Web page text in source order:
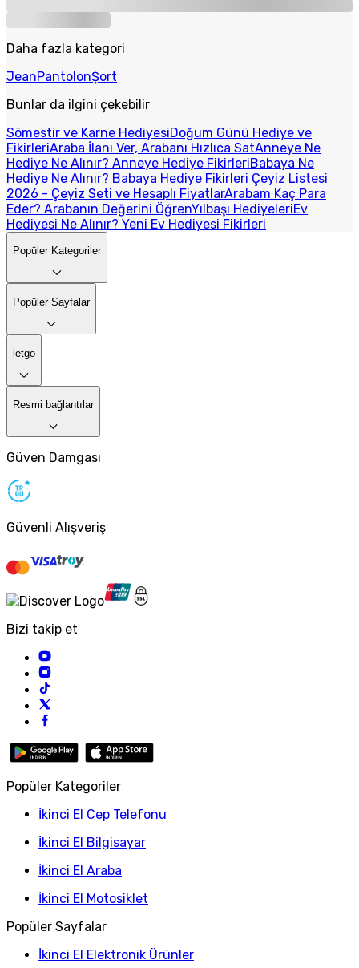
Daha fazla kategori
JeanPantolonŞort
Bunlar da ilgini çekebilir
Sömestir ve Karne HediyesiDoğum Günü Hediye ve
FikirleriAraba İlanı Ver, Arabanı Hızlıca SatAnneye Ne
Hediye Ne Alınır? Anneye Hediye FikirleriBabaya Ne
Hediye Ne Alınır? Babaya Hediye Fikirleri Çeyiz Listesi
2026 - Çeyiz Seti ve Hesaplı FiyatlarArabam Kaç Para
Eder? Arabanın Değerini ÖğrenYılbaşı HediyeleriEv
Hediyesi Ne Alınır? Yeni Ev Hediyesi Fikirleri
Popüler Kategoriler
Popüler Sayfalar
letgo
Resmi bağlantılar
Güven Damgası
Güvenli Alışveriş
Bizi takip et
Popüler Kategoriler
İkinci El Cep Telefonu
İkinci El Bilgisayar
İkinci El Araba
İkinci El Motosiklet
Popüler Sayfalar
İkinci El Elektronik Ürünler